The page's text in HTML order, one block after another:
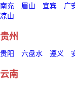
南充
眉山 宜宾 广
凉山
贵州
贵阳 六盘水 遵义
云南